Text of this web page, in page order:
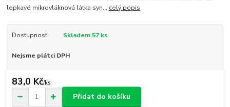
lepkavé mikrovláknová látka syn... celý popis
Dostupnost Skladem 57 ks
Nejsme plátci DPH
83,0 Kč/ks
Přidat do košíku